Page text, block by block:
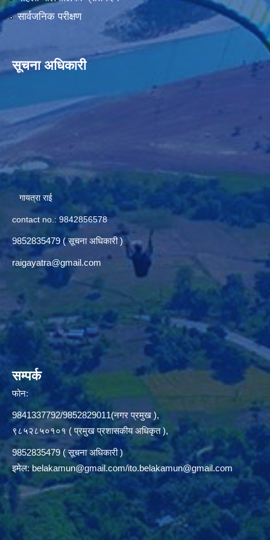
सार्वजनिक परीक्षण
सूचना अधिकारी
गायत्रा राई
contact no.: 9842856578
9852835479 ( सूचना अधिकारी )
raigayatra@gmail.com
सम्पर्क
फोन:
9841337792/9852829011(नगर प्रमुख ),
९८५२८५०१०१ ( प्रमुख प्रशासकीय अधिकृत ),
9852835479 ( सूचना अधिकारी )
इमेल:belakamun@gmail.com/ito.belakamun@gmail.com